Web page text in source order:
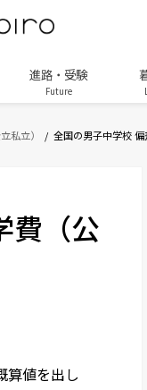
進路・受験
Future
私立） 全国の男子中学校 偏
費（公
算値を出し